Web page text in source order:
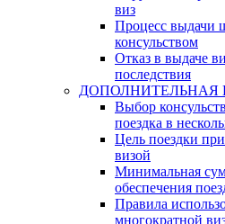
виз
Процесс выдачи
консульством
Отказ в выдаче
последствия
ДОПОЛНИТЕЛЬНАЯ
Выбор
поездка в
Цель поездки
визой
Минимальная
обеспечения
Правила
многократной